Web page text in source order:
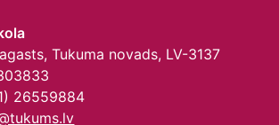
Tukuma novads, LV-3137
26559884